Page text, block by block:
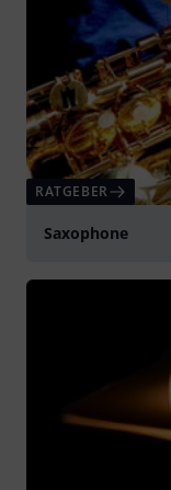
RATGEBER
Saxophone